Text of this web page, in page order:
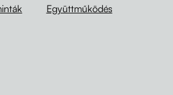
Együttműködés